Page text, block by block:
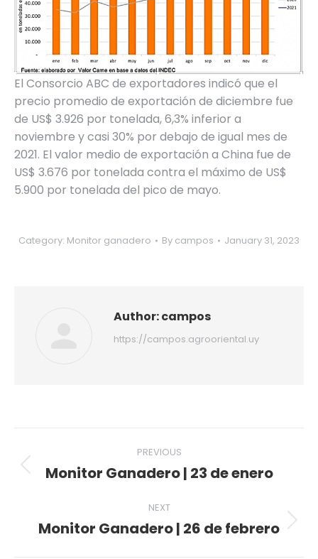
El Consorcio ABC de exportadores indicó que el
precio promedio de exportación de diciembre fue
de US$ 3.926 por tonelada, 6,3% inferior a
noviembre y casi 30% por debajo de igual mes de
2021. El valor medio de exportación a China fue de
US$ 3.676 por tonelada contra el máximo de US$
5.900 por tonelada del pico de mayo.
Category: Monitor ganadero By campos January 31, 2023
Author:campos
https://campos.agrooriental.uy
navigation
PREVIOUS
Previous
Monitor Ganadero | 23 de enero
NEXT
Next
Monitor Ganadero | 26 de febrero